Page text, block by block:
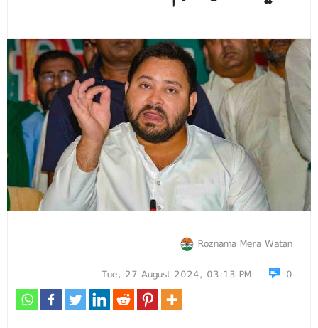
Roznama Mera Watan
Tue, 27 August 2024, 03:13 PM
0